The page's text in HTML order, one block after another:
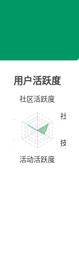
用户活跃度